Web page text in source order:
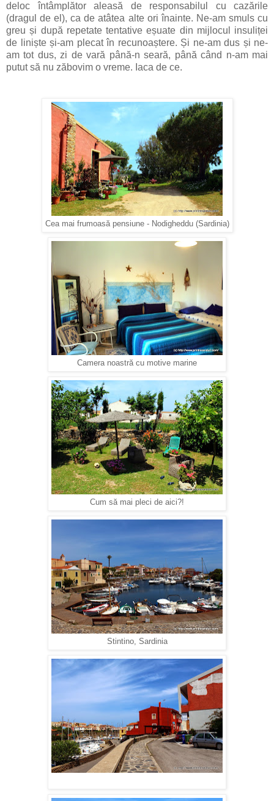
deloc întâmplător aleasă de responsabilul cu cazările
(dragul de el), ca de atâtea alte ori înainte. Ne-am smuls cu
greu și după repetate tentative eșuate din mijlocul insuliței
de liniște și-am plecat în recunoaștere. Și ne-am dus și ne-
am tot dus, zi de vară până-n seară, până când n-am mai
putut să nu zăbovim o vreme. Iaca de ce.
Cea mai frumoasă pensiune - Nodigheddu (Sardinia)
Camera noastră cu motive marine
Cum să mai pleci de aici?!
Stintino, Sardinia